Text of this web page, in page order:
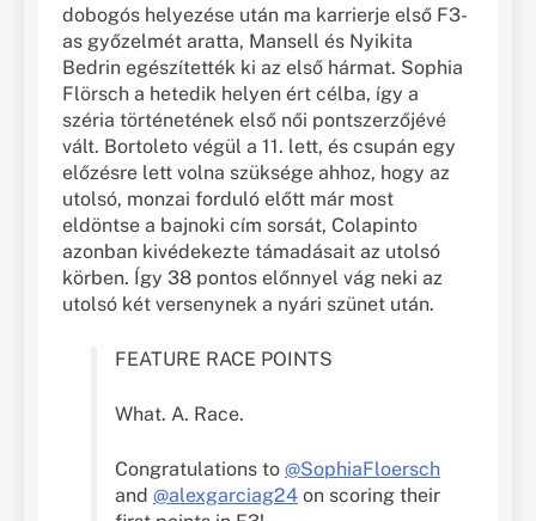
dobogós helyezése után ma karrierje első F3-
as győzelmét aratta, Mansell és Nyikita
Bedrin egészítették ki az első hármat. Sophia
Flörsch a hetedik helyen ért célba, így a
széria történetének első női pontszerzőjévé
vált. Bortoleto végül a 11. lett, és csupán egy
előzésre lett volna szüksége ahhoz, hogy az
utolsó, monzai forduló előtt már most
eldöntse a bajnoki cím sorsát, Colapinto
azonban kivédekezte támadásait az utolsó
körben. Így 38 pontos előnnyel vág neki az
utolsó két versenynek a nyári szünet után.
FEATURE RACE POINTS
What. A. Race.
Congratulations to @SophiaFloersch
and @alexgarciag24 on scoring their